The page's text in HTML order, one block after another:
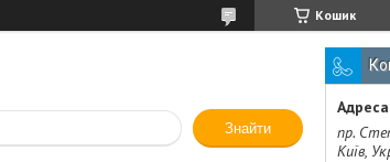
Кошик
Знайти
пр.
Київ,